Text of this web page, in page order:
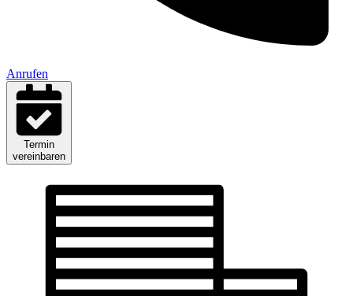
Anrufen
Termin
vereinbaren